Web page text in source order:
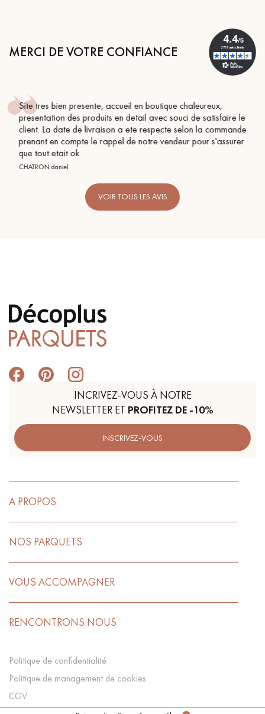
MERCI DE VOTRE CONFIANCE
chaleureux,
de satisfaire le
la commande
pour s'assurer
Conseil parfait, échanges fluides. Je
BEILE FRANCK
VOIR TOUS LES AVIS
INCRIVEZ-VOUS À NOTRE
NEWSLETTER ET PROFITEZ DE -10%
INSCRIVEZ-VOUS
A PROPOS
NOS PARQUETS
VOUS ACCOMPAGNER
RENCONTRONS NOUS
Politique de confidentialité
Politique de management de cookies
CGV